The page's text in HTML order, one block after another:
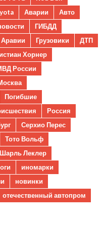
Аварии
Авто
ГИБДД
Грузовики
ДТП
Хорнер
России
Погибшие
Россия
Серхио Перес
Тото Вольф
Шарль Леклер
иномарки
новинки
отечественный автопром